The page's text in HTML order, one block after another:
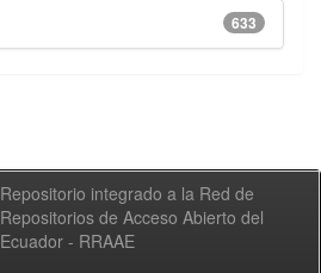
633
Repositorio integrado a la Red de
Repositorios de Acceso Abierto del
Ecuador - RRAAE